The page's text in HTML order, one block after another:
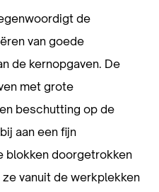
de
van goede
de kernopgaven. De
met grote
beschutting op de
aan een fijn
blokken doorgetrokken
vanuit de werkplekken